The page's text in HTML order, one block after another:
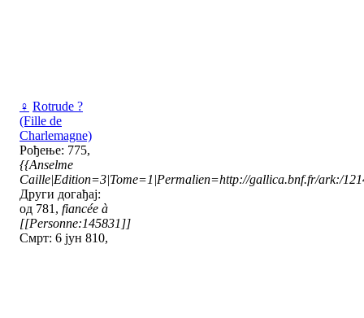
♀ Rotrude ?
(Fille de
Charlemagne)
Рођење: 775,
{{Anselme
Caille|Edition=3|Tome=1|Permalien=http://gallica.bnf.fr/ark:/
Други догађај:
од 781, fiancée à
[[Personne:145831]]
Смрт: 6 јун 810,